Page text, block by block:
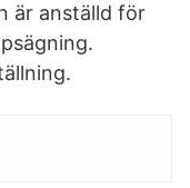
är anställd för